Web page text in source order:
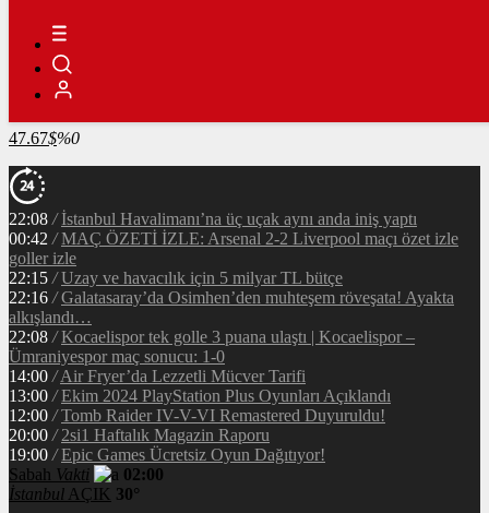
RİPPLE
49.06
%-1.9
TETHER
47.67$%0
22:08 / İstanbul Havalimanı’na üç uçak aynı anda iniş yaptı
00:42 / MAÇ ÖZETİ İZLE: Arsenal 2-2 Liverpool maçı özet izle
goller izle
22:15 / Uzay ve havacılık için 5 milyar TL bütçe
22:16 / Galatasaray’da Osimhen’den muhteşem röveşata! Ayakta
alkışlandı…
22:08 / Kocaelispor tek golle 3 puana ulaştı | Kocaelispor –
Ümraniyespor maç sonucu: 1-0
14:00 / Air Fryer’da Lezzetli Mücver Tarifi
13:00 / Ekim 2024 PlayStation Plus Oyunları Açıklandı
12:00 / Tomb Raider IV-V-VI Remastered Duyuruldu!
20:00 / 2si1 Haftalık Magazin Raporu
19:00 / Epic Games Ücretsiz Oyun Dağıtıyor!
Sabah Vakti
02:00
İstanbul AÇIK 30°